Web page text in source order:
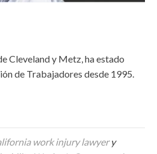
Cleveland y Metz, ha estado
de Trabajadores desde 1995.
work injury lawyery